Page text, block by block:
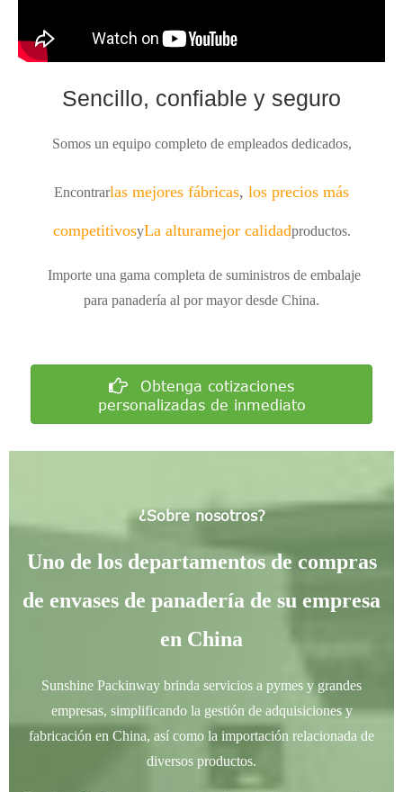
Sencillo, confiable y seguro
Somos un equipo completo de empleados dedicados,
Encontrarlas mejores fábricas, los precios más
competitivosyLa alturamejor calidadproductos.
Importe una gama completa de suministros de embalaje
para panadería al por mayor desde China.
Obtenga cotizaciones
personalizadas de inmediato
¿Sobre nosotros?
Uno de los departamentos de compras
de envases de panadería de su empresa
en China
Sunshine Packinway brinda servicios a pymes y grandes
empresas, simplificando la gestión de adquisiciones y
fabricación en China, así como la importación relacionada de
diversos productos.